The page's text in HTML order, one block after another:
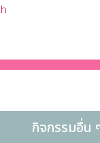
กิจกรรมอื่น